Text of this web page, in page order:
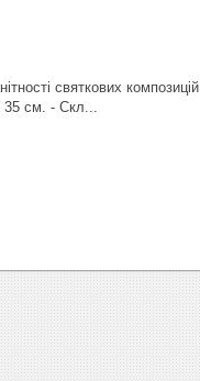
святкових
35 см. - Скл...